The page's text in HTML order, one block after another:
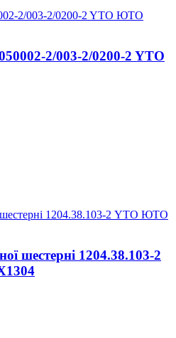
2/003-2/0200-2 YTO
шестерні 1204.38.103-2